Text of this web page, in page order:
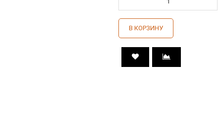
В КОРЗИНУ